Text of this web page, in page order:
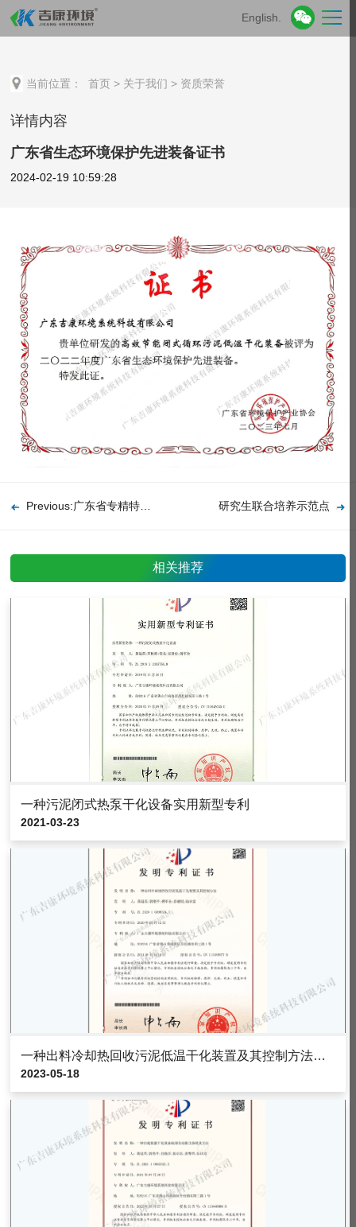
English.
当前位置： 首页 > 关于我们 > 资质荣誉
详情内容
广东省生态环境保护先进装备证书
2024-02-19 10:59:28
研究生联合培养示范点
相关推荐
一种污泥闭式热泵干化设备实用新型专利
2021-03-23
一种出料冷却热回收污泥低温干化装置及其控制方法发明专利证书
2023-05-18